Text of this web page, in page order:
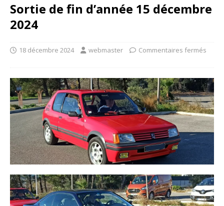
Sortie de fin d’année 15 décembre
2024
18 décembre 2024 webmaster Commentaires fermés